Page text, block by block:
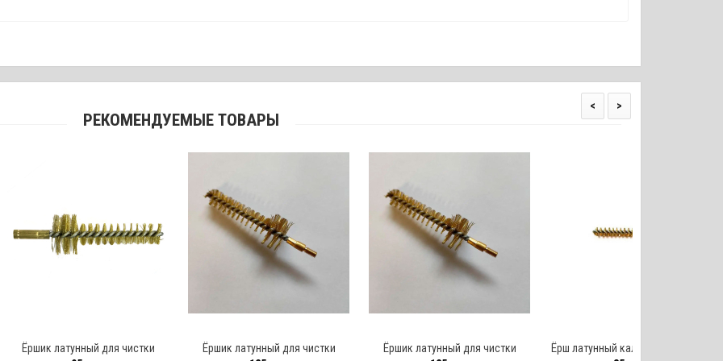
РЕКОМЕНДУЕМЫЕ ТОВАРЫ
для чистки
Ёршик латунный для чистки
Ёршик латунный для чистки
Ёрш латунный кал. 9 под шомпол
< >